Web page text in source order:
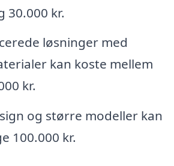
30.000 kr.
løsninger med
kan koste mellem
kr.
og større modeller kan
100.000 kr.